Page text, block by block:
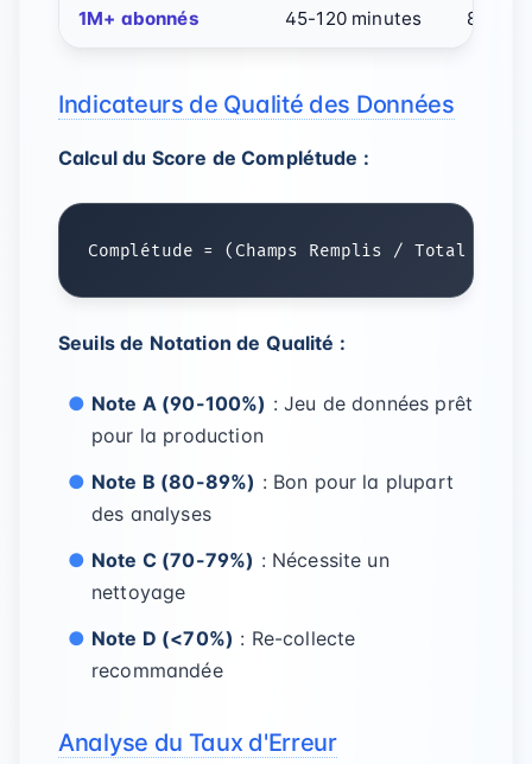
1M+ abonnés 45-120 minutes 85%
Indicateurs de Qualité des Données
Calcul du Score de Complétude :
Seuils de Notation de Qualité :
Note A (90-100%) : Jeu de données prêt
pour la production
Note B (80-89%) : Bon pour la plupart
des analyses
Note C (70-79%) : Nécessite un
nettoyage
Note D (<70%) : Re-collecte
recommandée
Analyse du Taux d'Erreur